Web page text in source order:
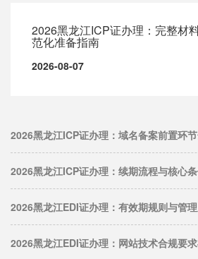
2026黑龙江ICP证办理：完整材
范化准备指南
2026-08-07
2026黑龙江ICP证办理：域名备案前置环
2026黑龙江ICP证办理：续期流程与核心
2026黑龙江EDI证办理：有效期规则与管
2026黑龙江EDI证办理：网站技术合规要